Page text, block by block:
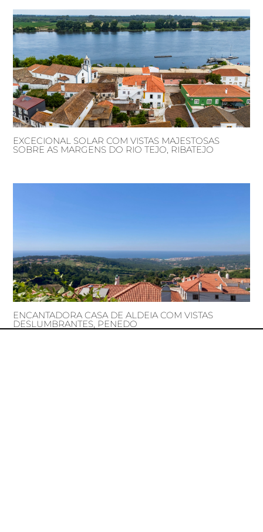
EXCECIONAL SOLAR COM VISTAS MAJESTOSAS
SOBRE AS MARGENS DO RIO TEJO, RIBATEJO
ENCANTADORA CASA DE ALDEIA COM VISTAS
DESLUMBRANTES, PENEDO